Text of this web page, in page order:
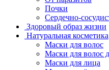
Почки
Сердечно-
Здоровый образ жизни
Натуральная косметика
Маски для волос
Маски для волос
Маски для лица